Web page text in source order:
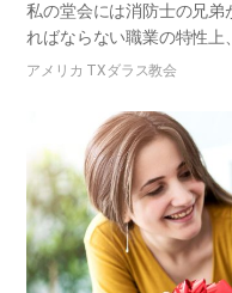
私の堂会には消防士の兄
ればならない職業の特性上
を肌で感じながら、この数
アメリカ TXダラス教会